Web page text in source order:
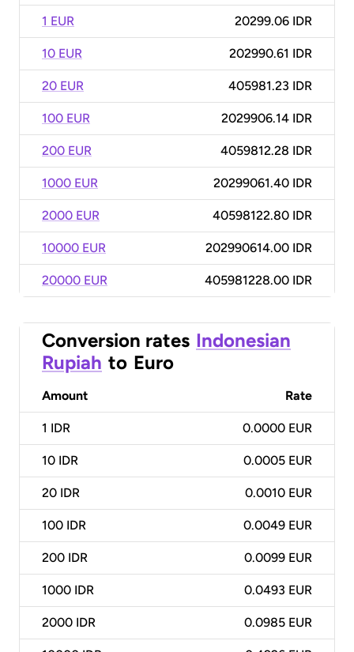
1 EUR 20299.06 IDR
10 EUR 202990.61 IDR
20 EUR 405981.23 IDR
100 EUR 2029906.14 IDR
200 EUR 4059812.28 IDR
1000 EUR 20299061.40 IDR
2000 EUR 40598122.80 IDR
10000 EUR 202990614.00 IDR
20000 EUR 405981228.00 IDR
Conversion rates Indonesian
Rupiah to Euro
Amount Rate
1 IDR 0.0000 EUR
10 IDR 0.0005 EUR
20 IDR 0.0010 EUR
100 IDR 0.0049 EUR
200 IDR 0.0099 EUR
1000 IDR 0.0493 EUR
2000 IDR 0.0985 EUR